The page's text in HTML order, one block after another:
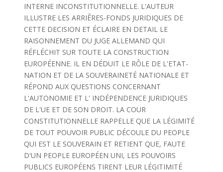
INTERNE INCONSTITUTIONNELLE. L'AUTEUR
ILLUSTRE LES ARRIÊRES-FONDS JURIDIQUES DE
CETTE DECISION ET ÉCLAIRE EN DETAIL LE
RAISONNEMENT DU JUGE ALLEMAND QUI
RÉFLÉCHIT SUR TOUTE LA CONSTRUCTION
EUROPÉENNE. IL EN DÉDUIT LE RÔLE DE L'ETAT-
NATION ET DE LA SOUVERAINETÉ NATIONALE ET
RÉPOND AUX QUESTIONS CONCERNANT
L'AUTONOMIE ET L' INDÉPENDENCE JURIDIQUES
DE L'UE ET DE SON DROIT. LA COUR
CONSTITUTIONNELLE RAPPELLE QUE LA LÉGIMITÉ
DE TOUT POUVOIR PUBLIC DÉCOULE DU PEOPLE
QUI EST LE SOUVERAIN ET RETIENT QUE, FAUTE
D'UN PEOPLE EUROPÉEN UNI, LES POUVOIRS
PUBLICS EUROPÉENS TIRENT LEUR LÉGITIMITÉ